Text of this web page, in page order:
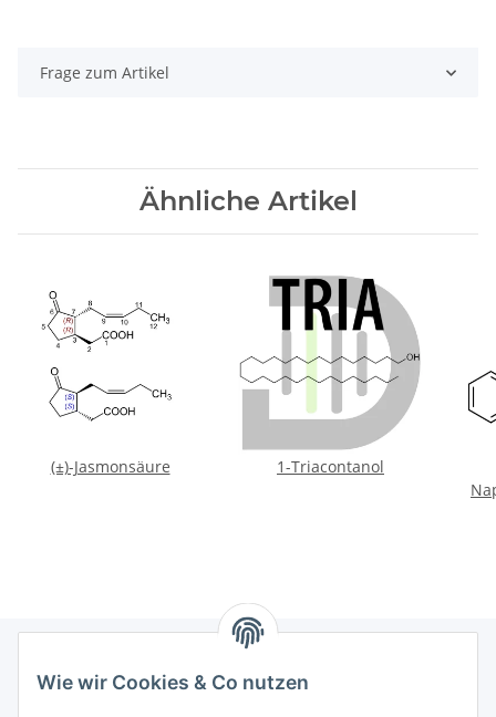
Wie wir Cookies & Co nutzen
Frage zum Artikel
Ähnliche Artikel
(±)-Jasmonsäure
1-Triacontanol